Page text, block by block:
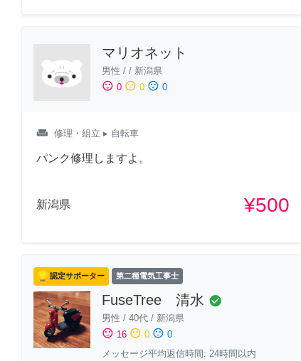
マリオネット
男性 / / 新潟県
sentiment_satisfied 0 sentiment_neutral 0 sentiment_dissatisfied 0
weekend 修理・組立 ▸ 自転車
パンク修理しますよ。
新潟県 ¥500
認定サポーター 第二種電気工事士
FuseTree 清水 check_circle
男性 / 40代 / 新潟県
sentiment_satisfied 16 sentiment_neutral 0 sentiment_dissatisfied 0
メッセージ平均返信時間: 24時間以内